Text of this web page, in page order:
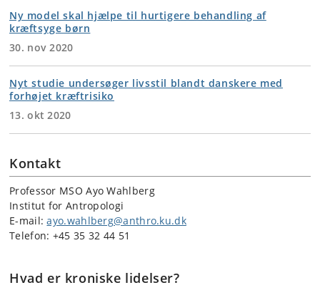
Ny model skal hjælpe til hurtigere behandling af
kræftsyge børn
30. nov 2020
Nyt studie undersøger livsstil blandt danskere med
forhøjet kræftrisiko
13. okt 2020
Kontakt
Professor MSO Ayo Wahlberg
Institut for Antropologi
E-mail:ayo.wahlberg@anthro.ku.dk
Telefon: +45 35 32 44 51
Hvad er kroniske lidelser?